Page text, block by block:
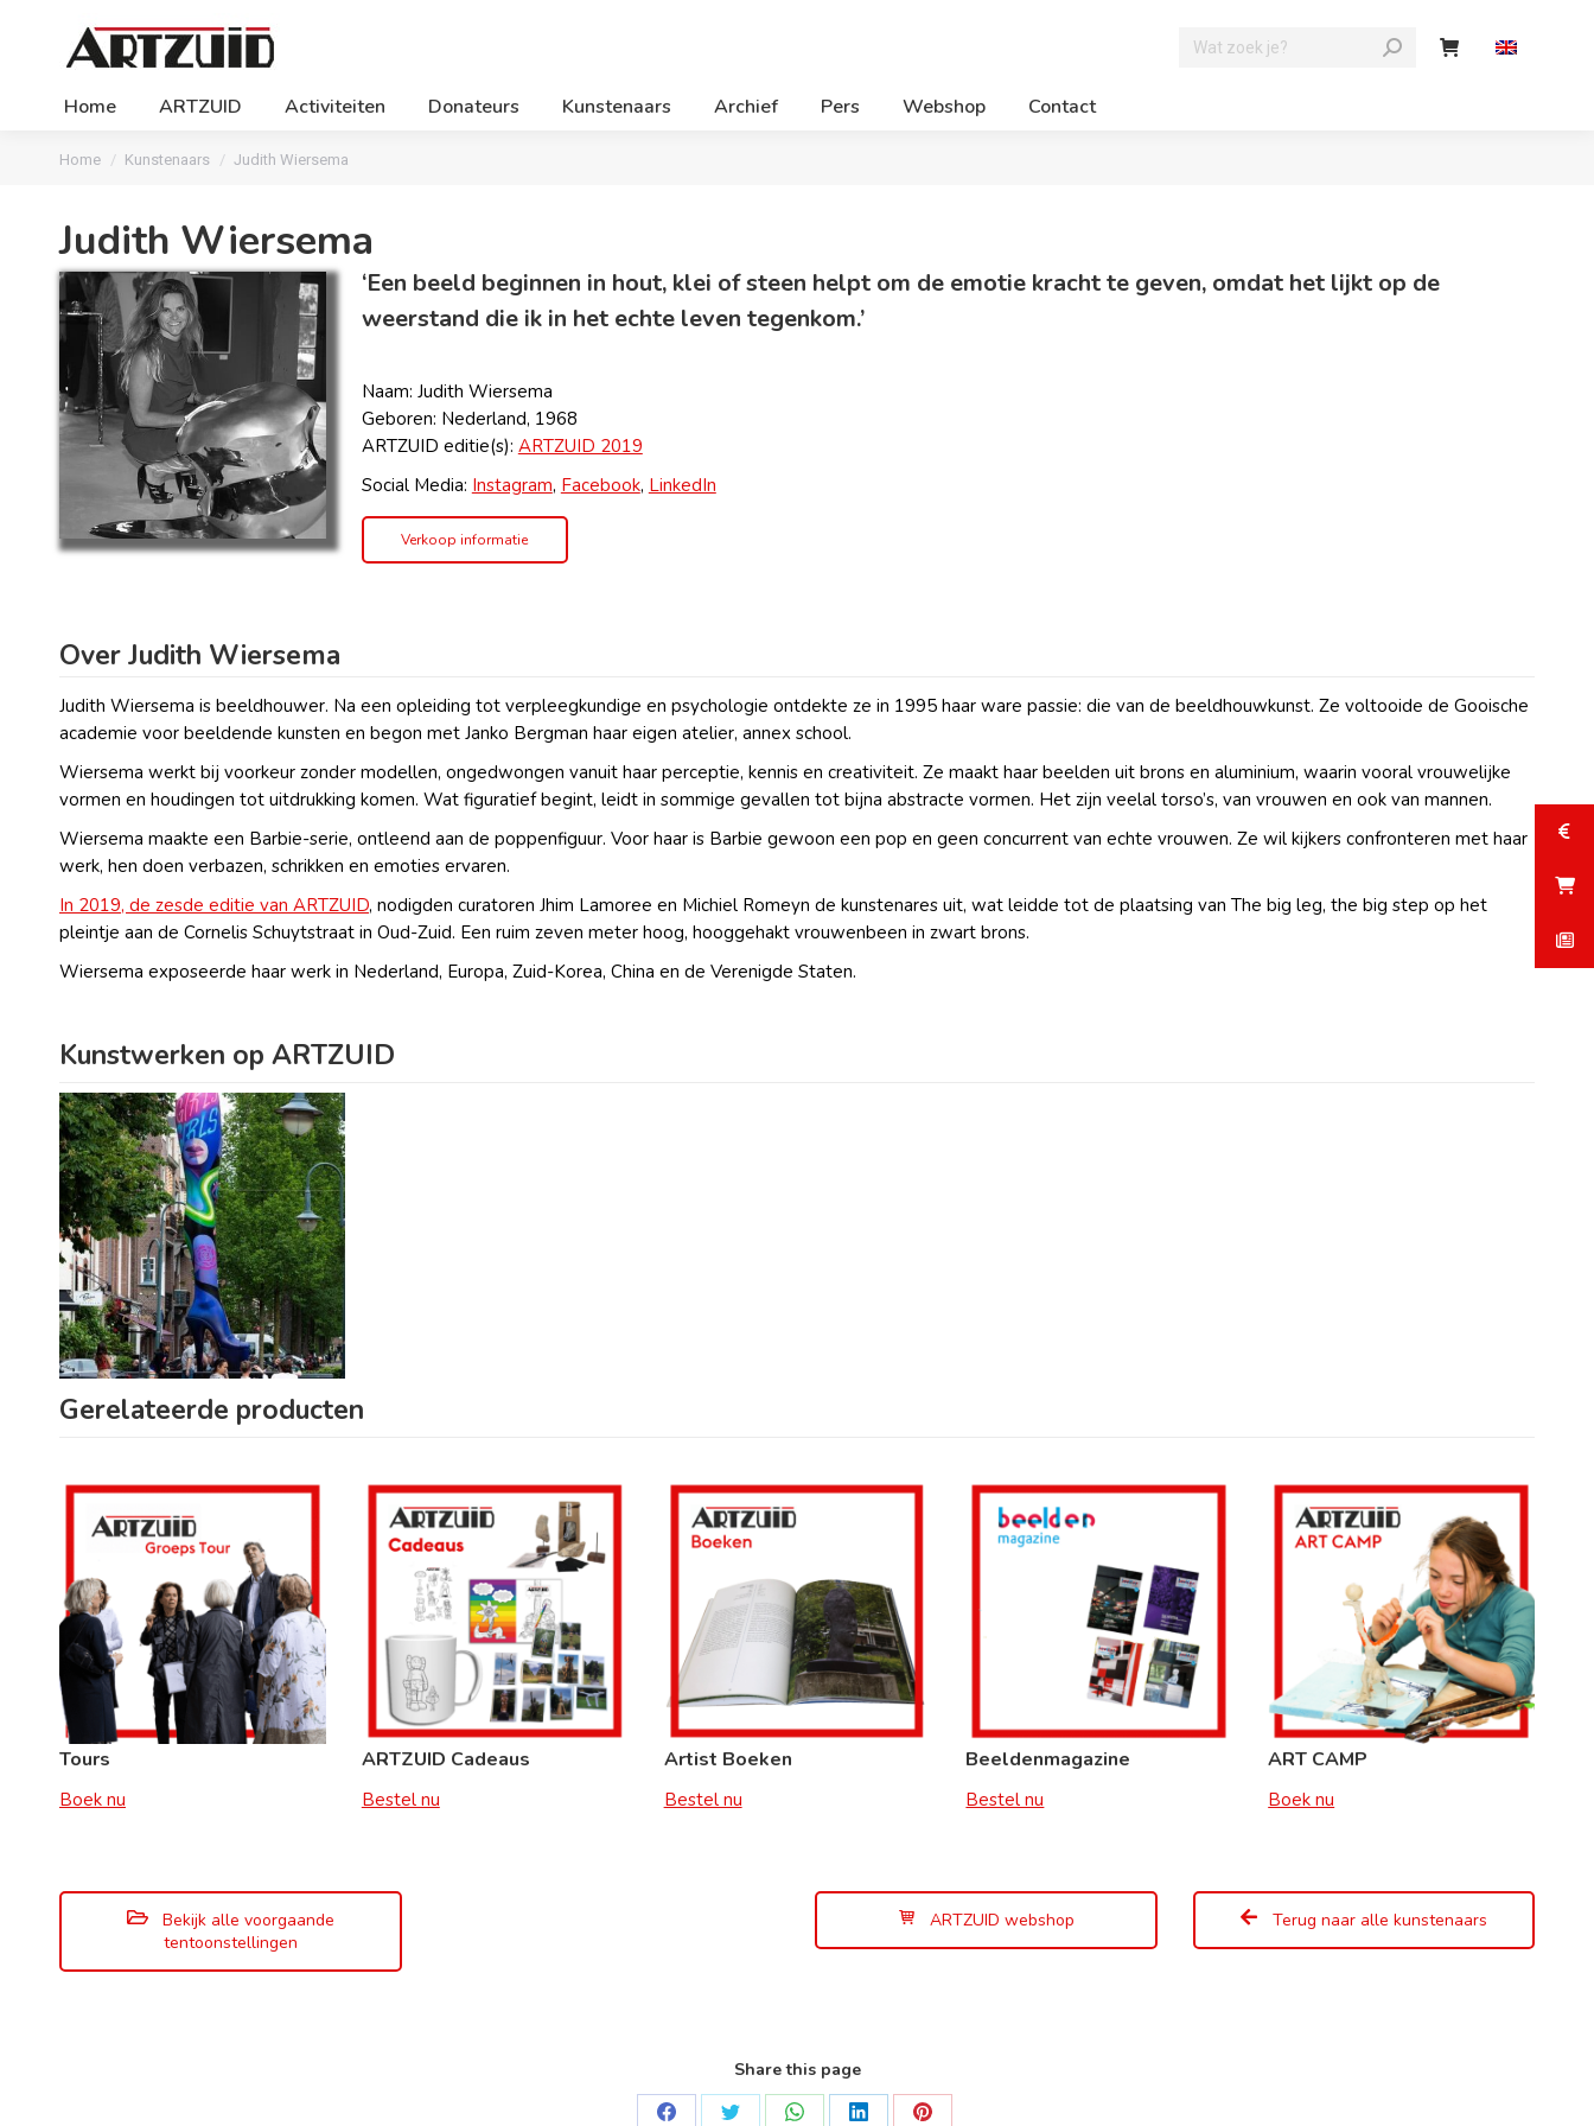
Home ARTZUID Activiteiten Donateurs Kunstenaars Archief Pers Webshop Contact
Je bent hier:
Home Kunstenaars Judith Wiersema
Judith Wiersema
‘Een beeld beginnen in hout, klei of steen helpt om de emotie kracht te geven, omdat het lijkt op de
weerstand die ik in het echte leven tegenkom.’
Naam: Judith Wiersema
Geboren: Nederland, 1968
ARTZUID editie(s): ARTZUID 2019
Social Media: Instagram, Facebook, LinkedIn
Verkoop informatie
Over Judith Wiersema
Judith Wiersema is beeldhouwer. Na een opleiding tot verpleegkundige en psychologie ontdekte ze in 1995 haar ware passie: die van de beeldhouwkunst. Ze voltooide de Gooische
academie voor beeldende kunsten en begon met Janko Bergman haar eigen atelier, annex school.
Wiersema werkt bij voorkeur zonder modellen, ongedwongen vanuit haar perceptie, kennis en creativiteit. Ze maakt haar beelden uit brons en aluminium, waarin vooral vrouwelijke
vormen en houdingen tot uitdrukking komen. Wat figuratief begint, leidt in sommige gevallen tot bijna abstracte vormen. Het zijn veelal torso’s, van vrouwen en ook van mannen.
Wiersema maakte een Barbie-serie, ontleend aan de poppenfiguur. Voor haar is Barbie gewoon een pop en geen concurrent van echte vrouwen. Ze wil kijkers confronteren met haar
werk, hen doen verbazen, schrikken en emoties ervaren.
In 2019, de zesde editie van ARTZUID, nodigden curatoren Jhim Lamoree en Michiel Romeyn de kunstenares uit, wat leidde tot de plaatsing van The big leg, the big step op het
pleintje aan de Cornelis Schuytstraat in Oud-Zuid. Een ruim zeven meter hoog, hooggehakt vrouwenbeen in zwart brons.
Wiersema exposeerde haar werk in Nederland, Europa, Zuid-Korea, China en de Verenigde Staten.
Kunstwerken op ARTZUID
Gerelateerde producten
Tours
Boek nu
ARTZUID Cadeaus
Bestel nu
Artist Boeken
Bestel nu
Beeldenmagazine
Bestel nu
ART CAMP
Boek nu
Bekijk alle voorgaande
tentoonstellingen
ARTZUID webshop Terug naar alle kunstenaars
Share this page